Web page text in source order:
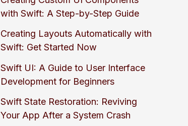
with Swift: A Step-by-Step Guide
Creating Layouts Automatically with
Swift: Get Started Now
Swift UI: A Guide to User Interface
Development for Beginners
Swift State Restoration: Reviving
Your App After a System Crash